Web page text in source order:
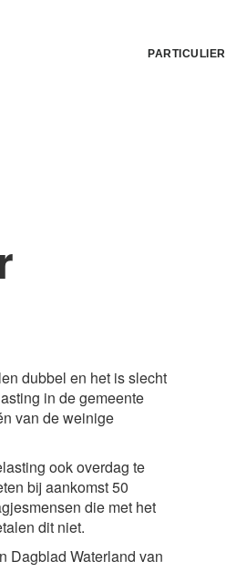
PARTICULIER
dubbel en het is slecht
in de gemeente
van de weinige
ook overdag te
bij aankomst 50
die met het
dit niet.
Dagblad Waterland van